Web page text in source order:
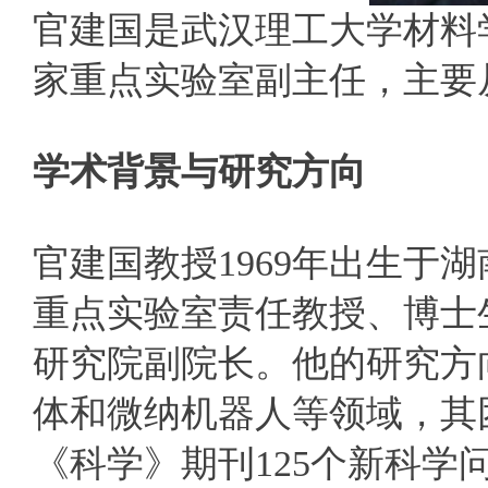
官建国是武汉理工大学材
家重点实验室副主任，主
学术背景与研究方向‌
官建国教授1969年出生于
重点实验室责任教授、博
研究院副院长。他的研究
体和微纳机器人等领域，
《科学》期刊125个新科